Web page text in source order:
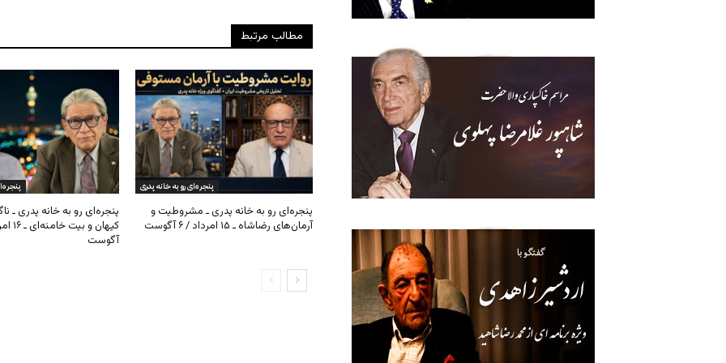
مطالب مرتبط
پنجره‌ای رو به خانه پدری ـ
آگوست
پنجره‌ای رو به خانه پدری
پنجره‌ای رو به خانه پدری ـ مشروطیت و
آرمان‌های رضاشاه ـ ۱۵ امرداد / ۶ آگوست